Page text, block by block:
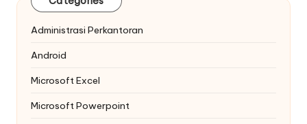
Administrasi Perkantoran
Android
Microsoft Excel
Microsoft Powerpoint